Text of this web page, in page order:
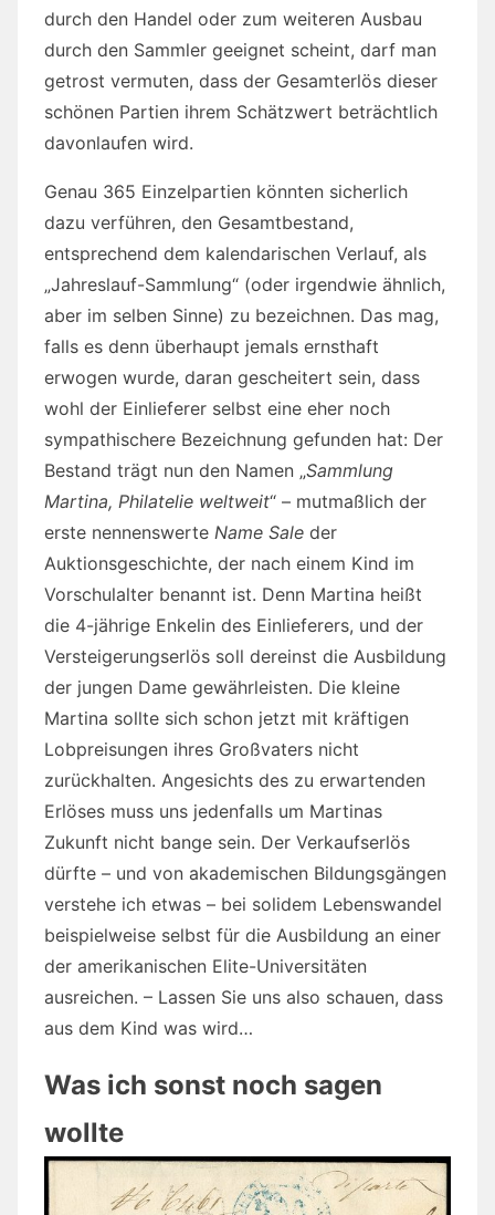
durch den Handel oder zum weiteren Ausbau
durch den Sammler geeignet scheint, darf man
getrost vermuten, dass der Gesamterlös dieser
schönen Partien ihrem Schätzwert beträchtlich
davonlaufen wird.
Genau 365 Einzelpartien könnten sicherlich
dazu verführen, den Gesamtbestand,
entsprechend dem kalendarischen Verlauf, als
„Jahreslauf-Sammlung“ (oder irgendwie ähnlich,
aber im selben Sinne) zu bezeichnen. Das mag,
falls es denn überhaupt jemals ernsthaft
erwogen wurde, daran gescheitert sein, dass
wohl der Einlieferer selbst eine eher noch
sympathischere Bezeichnung gefunden hat: Der
Bestand trägt nun den Namen „Sammlung
Martina, Philatelie weltweit“ – mutmaßlich der
erste nennenswerte Name Sale der
Auktionsgeschichte, der nach einem Kind im
Vorschulalter benannt ist. Denn Martina heißt
die 4-jährige Enkelin des Einlieferers, und der
Versteigerungserlös soll dereinst die Ausbildung
der jungen Dame gewährleisten. Die kleine
Martina sollte sich schon jetzt mit kräftigen
Lobpreisungen ihres Großvaters nicht
zurückhalten. Angesichts des zu erwartenden
Erlöses muss uns jedenfalls um Martinas
Zukunft nicht bange sein. Der Verkaufserlös
dürfte – und von akademischen Bildungsgängen
verstehe ich etwas – bei solidem Lebenswandel
beispielweise selbst für die Ausbildung an einer
der amerikanischen Elite-Universitäten
ausreichen. – Lassen Sie uns also schauen, dass
aus dem Kind was wird…
Was ich sonst noch sagen
wollte